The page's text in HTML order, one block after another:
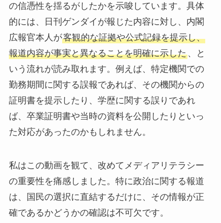
の信憑性を揺るがしたかを示唆しています。具体
的には、日刊ゲンダイが報じた内容に対し、内閣
広報官本人が客観的な証拠や公式記録を提示し、
報道内容が事実と異なることを明確に示した、と
いう流れが読み取れます。例えば、特定機関での
勤務期間に関する誤報であれば、その機関からの
証明書を提示したり、学歴に関する誤りであれ
ば、卒業証明書や当時の資料を公開したりといっ
た対応があったのかもしれません。
私はこの動画を観て、改めてメディアリテラシー
の重要性を痛感しました。特に政治に関する報道
は、国民の選択に直結するだけに、その情報が正
確であるかどうかの確認は不可欠です。